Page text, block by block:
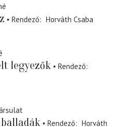
Rendező
Horváth Csaba
legyezők
Rendező
Rendező
Horváth